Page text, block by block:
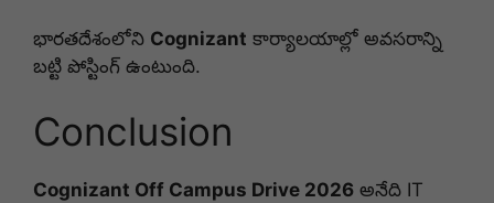
భారతదేశంలోని Cognizant కార్యాలయాల్లో అవసరాన్ని
బట్టి పోస్టింగ్ ఉంటుంది.
Conclusion
Cognizant Off Campus Drive 2026 అనేది IT